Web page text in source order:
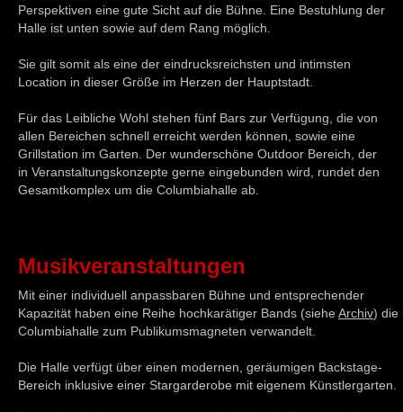
Perspektiven eine gute Sicht auf die Bühne. Eine Bestuhlung der
Halle ist unten sowie auf dem Rang möglich.
Sie gilt somit als eine der eindrucksreichsten und intimsten
Location in dieser Größe im Herzen der Hauptstadt.
Für das Leibliche Wohl stehen fünf Bars zur Verfügung, die von
allen Bereichen schnell erreicht werden können, sowie eine
Grillstation im Garten. Der wunderschöne Outdoor Bereich, der
in Veranstaltungskonzepte gerne eingebunden wird, rundet den
Gesamtkomplex um die Columbiahalle ab.
Musikveranstaltungen
Mit einer individuell anpassbaren Bühne und entsprechender
Kapazität haben eine Reihe hochkarätiger Bands (sieheArchiv) die
Columbiahalle zum Publikumsmagneten verwandelt.
Die Halle verfügt über einen modernen, geräumigen Backstage-
Bereich inklusive einer Stargarderobe mit eigenem Künstlergarten.